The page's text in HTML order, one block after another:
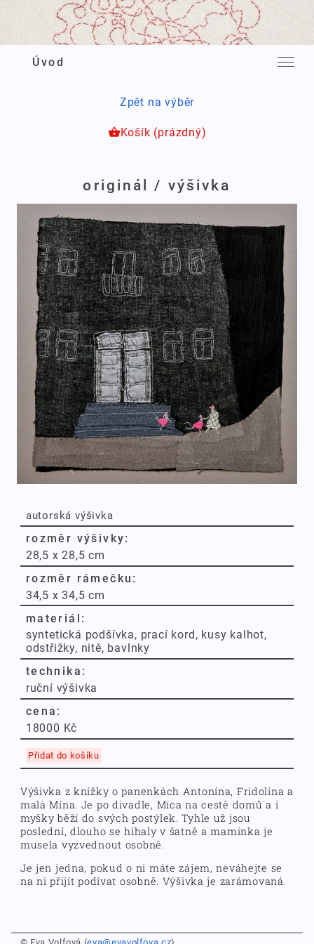
Úvod
Zpět na výběr
shopping_basketKošík (prázdný)
originál / výšivka
autorská výšivka
rozměr výšivky:
28,5 x 28,5 cm
rozměr rámečku:
34,5 x 34,5 cm
materiál:
syntetická podšívka, prací kord, kusy kalhot,
odstřižky, nitě, bavlnky
technika:
ruční výšivka
cena:
18000 Kč
Přidat do košíku
Výšivka z knížky o panenkách Antonína, Fridolína a
malá Mína. Je po divadle, Míca na cestě domů a i
myšky běží do svých postýlek. Tyhle už jsou
poslední, dlouho se hihaly v šatně a maminka je
musela vyzvednout osobně.
Je jen jedna, pokud o ni máte zájem, neváhejte se
na ni přijít podívat osobně. Výšivka je zarámovaná.